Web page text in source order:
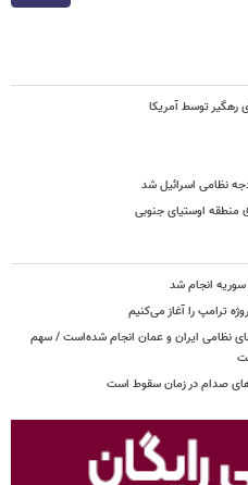
رهگیر توسط آمریکا
منطقه اوستیای جنوبی
سوریه انجام شد
ترامپ را آغاز می‌کنیم
نظامی ایران و عمان انجام شده‌است / سهم
صدام در زمان سقوط است